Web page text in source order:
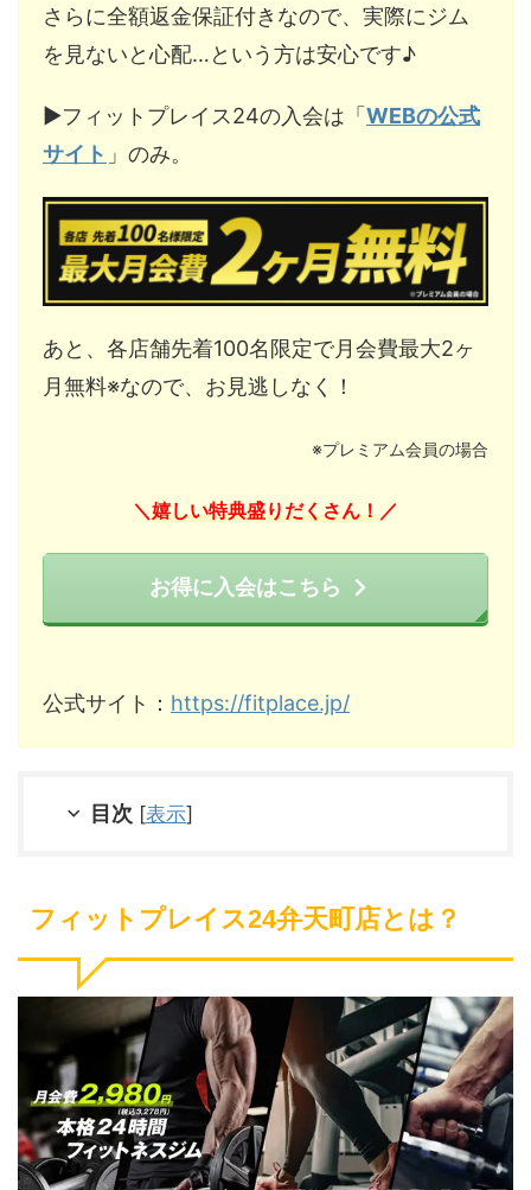
さらに全額返金保証付きなので、実際にジム
を見ないと心配…という方は安心です♪
▶︎フィットプレイス24の入会は「 WEBの公式
サイト 」のみ。
あと、各店舗先着100名限定で月会費最大2ヶ
月無料※なので、お見逃しなく！
※プレミアム会員の場合
＼ 嬉しい特典盛りだくさん！ ／
お得に入会はこちら
公式サイト： https://fitplace.jp/
目次 [表示]
フィットプレイス24弁天町店とは？